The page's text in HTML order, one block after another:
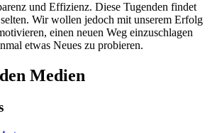
und Effizienz. Diese Tugenden findet
Wir wollen jedoch mit unserem Erfolg
einen neuen Weg einzuschlagen
etwas Neues zu probieren.
Medien